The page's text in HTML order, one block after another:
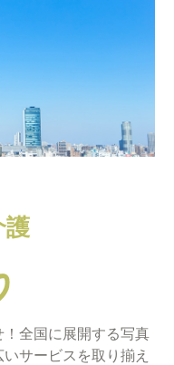
護
全国に展開する写真
サービスを取り揃え